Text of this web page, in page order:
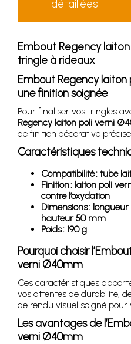
détaillées
Embout Regency
tringle à rideaux
Embout Regency
une finition soignée
Pour finaliser vos tringles
Regency laiton poli verni
de finition décorative
Caractéristiques
Compatibilité : tube
Finition : laiton poli
contre l’oxydation
Dimensions :
hauteur 50 mm
Poids : 190 g
Pourquoi choisir
verni Ø40mm
Ces caractéristiques
vos attentes de durabilité,
de rendu visuel soigné pour
Les avantages de
verni Ø40mm